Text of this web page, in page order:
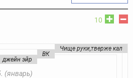
10
Чище руки,тверже кал
ВК
джейн эйр
(январь)